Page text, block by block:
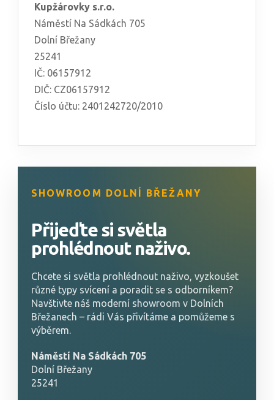
Kupžárovky s.r.o.
Náměstí Na Sádkách 705
Dolní Břežany
25241
IČ: 06157912
DIČ: CZ06157912
Číslo účtu: 2401242720/2010
SHOWROOM DOLNÍ BŘEŽANY
Přijeďte si světla
prohlédnout naživo.
Chcete si světla prohlédnout naživo, vyzkoušet
různé typy svícení a poradit se s odborníkem?
Navštivte náš moderní showroom v Dolních
Břežanech – rádi Vás přivítáme a pomůžeme s
výběrem.
Náměstí Na Sádkách 705
Dolní Břežany
25241